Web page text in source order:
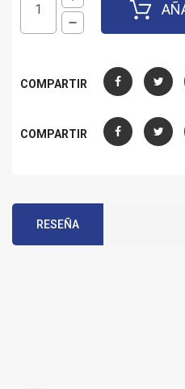
COMPARTIR
CompartirTuitear
COMPARTIR
CompartirTuitear
RESEÑA